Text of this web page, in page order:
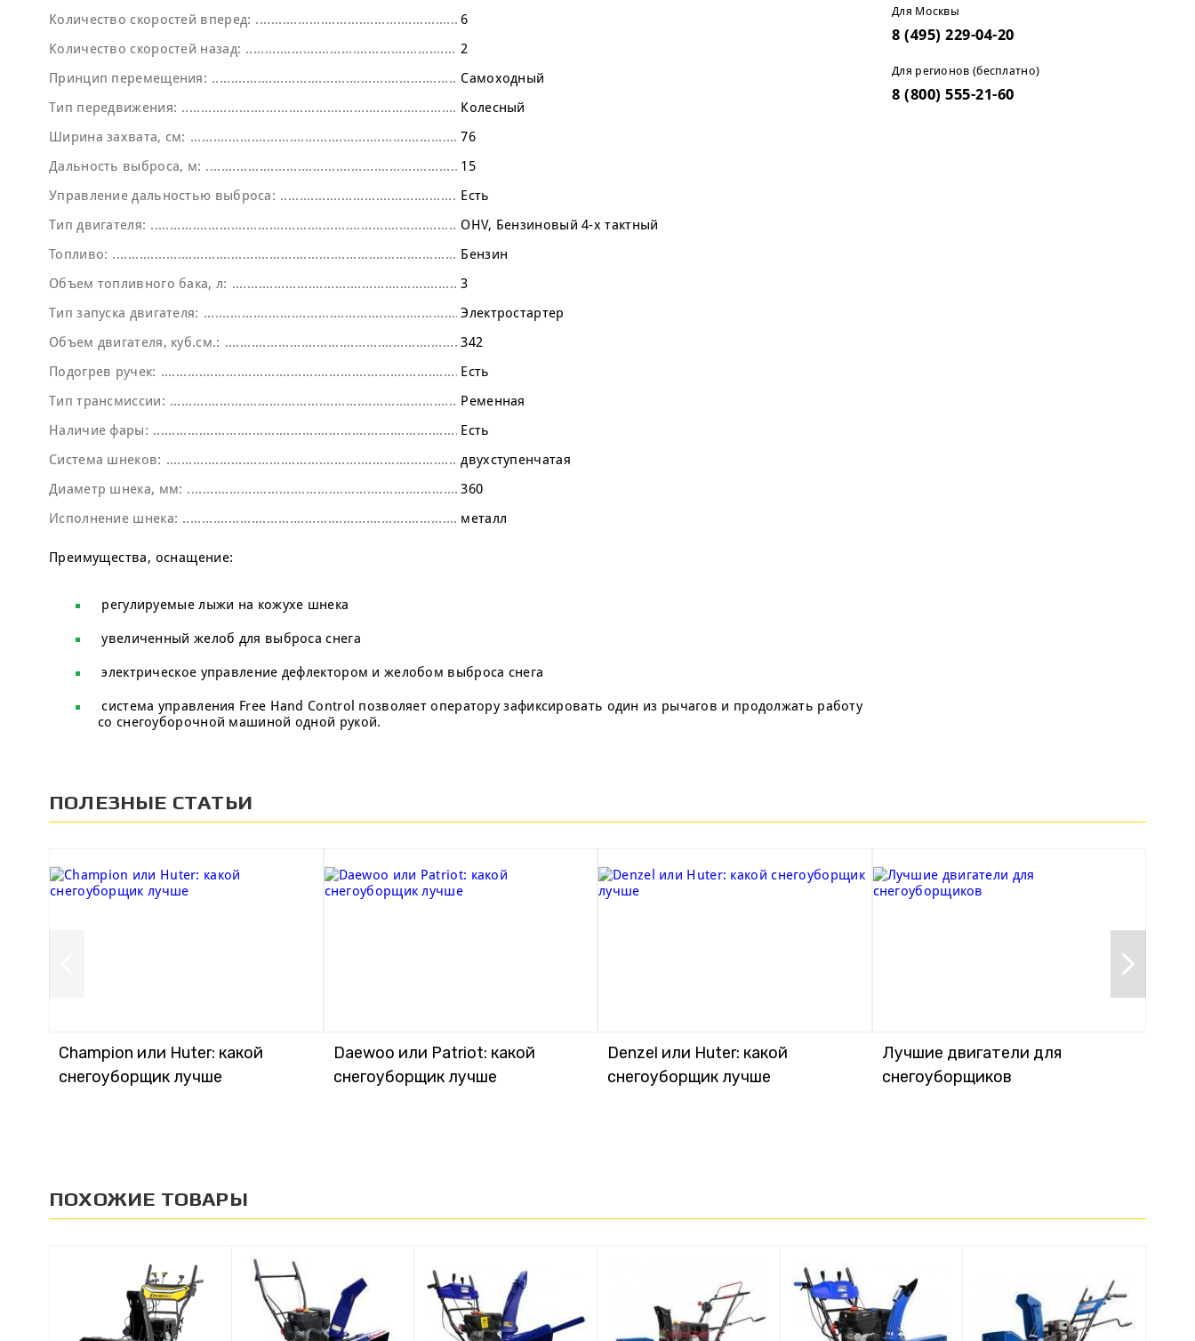
Количество скоростей вперед:
6
Количество скоростей назад:
2
Принцип перемещения:
Самоходный
Тип передвижения:
Колесный
Ширина захвата, см:
76
Дальность выброса, м:
15
Управление дальностью выброса:
Есть
Тип двигателя:
OHV Бензиновый 4-х тактный
Топливо:
Бензин
Объем топливного бака, л:
3
Тип запуска двигателя:
Электростартер
Объем двигателя, куб.см.:
342
Подогрев ручек:
Есть
Тип трансмиссии:
Ременная
Наличие фары:
Есть
Система шнеков:
двухступенчатая
Диаметр шнека, мм:
360
Исполнение шнека:
металл
Преимущества, оснащение:
регулируемые лыжи на кожухе шнека
увеличенный желоб для выброса снега
электрическое управление дефлектором и желобом выброса снега
система управления Free Hand Control позволяет оператору зафиксировать один из рычагов и продолжать работу
со снегоуборочной машиной одной рукой.
Для Москвы
8 (495) 229-04-20
Для регионов (бесплатно)
8 (800) 555-21-60
ПОЛЕЗНЫЕ СТАТЬИ
Champion или Huter: какой
снегоуборщик лучше
Daewoo или Patriot: какой
снегоуборщик лучше
Denzel или Huter: какой
снегоуборщик лучше
Лучшие двигатели для
снегоуборщиков
ПОХОЖИЕ ТОВАРЫ